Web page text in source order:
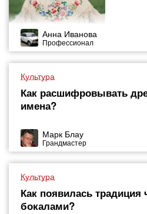
Анна Иванова
Профессионал
Культура
Как расшифровывать
имена?
Марк Блау
Грандмастер
Культура
Как появилась традиция
бокалами?